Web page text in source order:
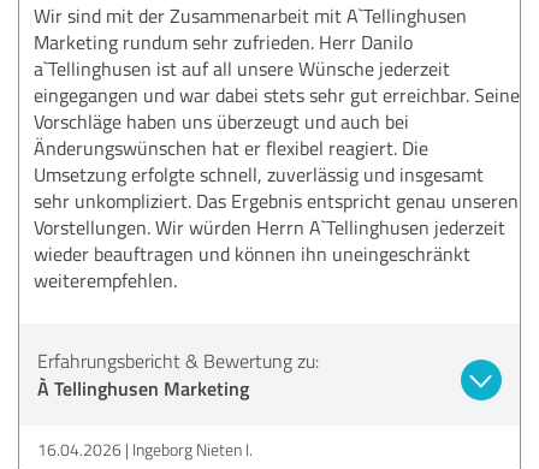
Wir sind mit der Zusammenarbeit mit A`Tellinghusen
Marketing rundum sehr zufrieden. Herr Danilo
a`Tellinghusen ist auf all unsere Wünsche jederzeit
eingegangen und war dabei stets sehr gut erreichbar. Seine
Vorschläge haben uns überzeugt und auch bei
Änderungswünschen hat er flexibel reagiert. Die
Umsetzung erfolgte schnell, zuverlässig und insgesamt
sehr unkompliziert. Das Ergebnis entspricht genau unseren
Vorstellungen. Wir würden Herrn A`Tellinghusen jederzeit
wieder beauftragen und können ihn uneingeschränkt
weiterempfehlen.
Erfahrungsbericht & Bewertung zu:
À Tellinghusen Marketing
16.04.2026 Ingeborg Nieten I.